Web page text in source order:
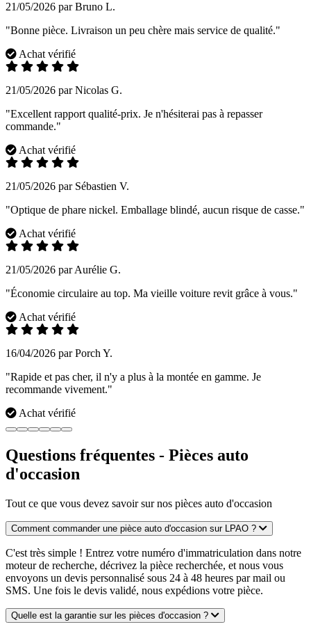
21/05/2026 par Bruno L.
"Bonne pièce. Livraison un peu chère mais service de qualité."
Achat vérifié
21/05/2026 par Nicolas G.
"Excellent rapport qualité-prix. Je n'hésiterai pas à repasser
commande."
Achat vérifié
21/05/2026 par Sébastien V.
"Optique de phare nickel. Emballage blindé, aucun risque de casse."
Achat vérifié
21/05/2026 par Aurélie G.
"Économie circulaire au top. Ma vieille voiture revit grâce à vous."
Achat vérifié
16/04/2026 par Porch Y.
"Rapide et pas cher, il n'y a plus à la montée en gamme. Je
recommande vivement."
Achat vérifié
Questions fréquentes - Pièces auto
d'occasion
Tout ce que vous devez savoir sur nos pièces auto d'occasion
Comment commander une pièce auto d'occasion sur LPAO ?
C'est très simple ! Entrez votre numéro d'immatriculation dans notre
moteur de recherche, décrivez la pièce recherchée, et nous vous
envoyons un devis personnalisé sous 24 à 48 heures par mail ou
SMS. Une fois le devis validé, nous expédions votre pièce.
Quelle est la garantie sur les pièces d'occasion ?